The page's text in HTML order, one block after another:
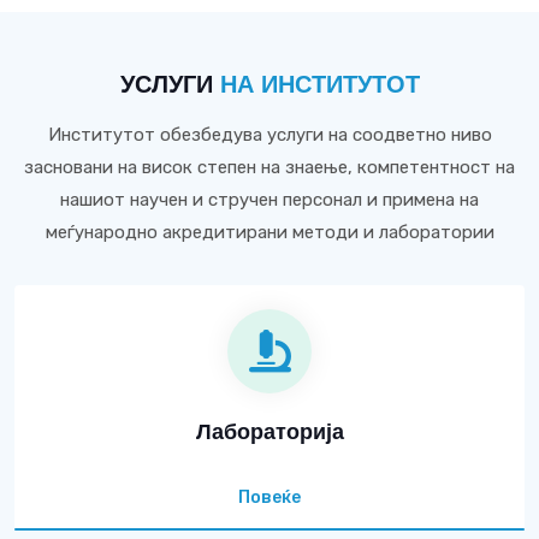
УСЛУГИ НА ИНСТИТУТОТ
Институтот обезбедува услуги на соодветно ниво
засновани на висок степен на знаење, компетентност на
нашиот научен и стручен персонал и примена на
меѓународно акредитирани методи и лаборатории
Лабораторија
Повеќе